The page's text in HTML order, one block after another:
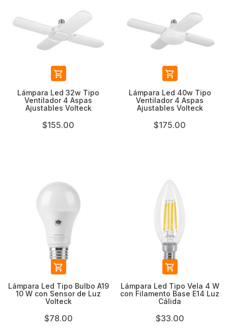

Lámpara Led 32w Tipo
Ventilador 4 Aspas
Ajustables Volteck
$155.00

Lámpara Led 40w Tipo
Ventilador 4 Aspas
Ajustables Volteck
$175.00

Lámpara Led Tipo Bulbo A19
10 W con Sensor de Luz
Volteck
$78.00

Lámpara Led Tipo Vela 4 W
con Filamento Base E14 Luz
Cálida
$33.00